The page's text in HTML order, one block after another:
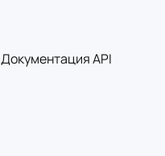
Документация API